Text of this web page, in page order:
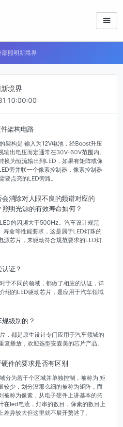
部照明新境界
境界
10:00:00
架构电路
架构是 输入为12V电池，经Boost升压
输出电压而定通常在30V-60V范围内。
换为恒流输出到LED，如果有矩阵或像
旁并联一个像素控制器，像素控制器
要点亮的LED旁路。
消除对人眼不良的频谱对应的
明光源的有效寿命如何？
的闪频大于500Hz。汽车设计规范
寿命等性能要求，这是属于LED灯珠的
源芯片，来驱动符合规范要求的LED灯
证？
于不同的领域，都做了相应的认证，详
绍的LED驱动芯片，是应用于汽车领域
级别的？
，都是原生设计专门应用于汽车领域的
复播放，欢迎选型安森美的芯片产品。
件的要求是否有区别
分为若干个区域并单独控制，被称为 矩
较少，划分没那么细的被称为矩阵，而
被称为像素，从电子硬件上讲基本的拓
在led电流，灯串的数目，像素的数目上
异较大但这里就不展开赘述了。